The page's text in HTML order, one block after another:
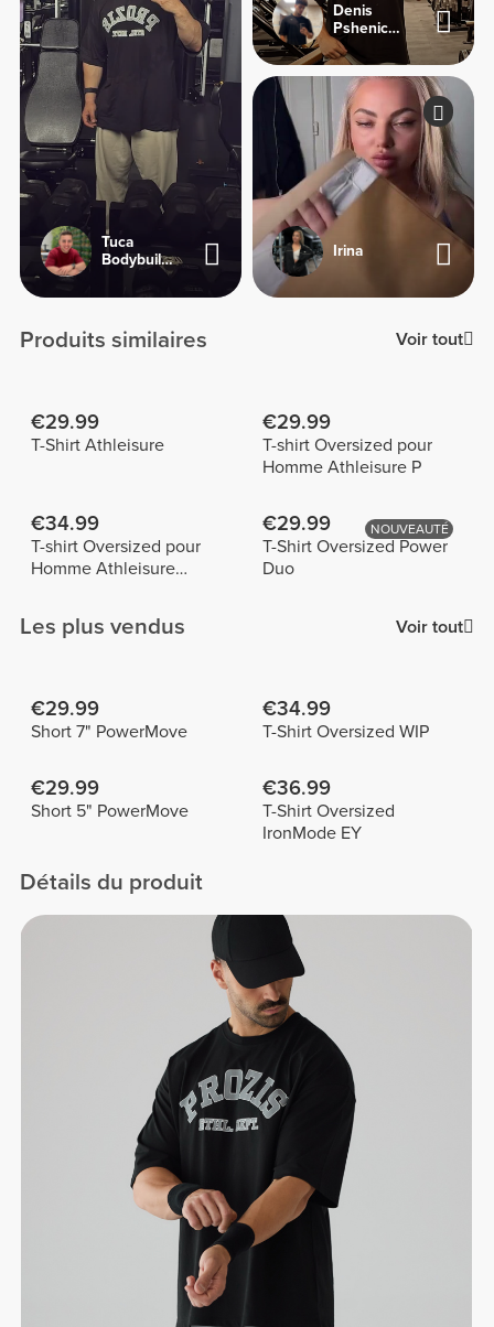
Tuca
Bodybuilding
Denis
Pshenichnyi
Irina
Produits similaires Voir tout
€29.99
T-Shirt Athleisure
€29.99
T-shirt Oversized pour
Homme Athleisure P
€34.99
T-shirt Oversized pour
Homme Athleisure
NOUVEAUTÉ
€29.99
T-Shirt Oversized Power
Duo
Les plus vendus Voir tout
€29.99
Short 7" PowerMove
€34.99
T-Shirt Oversized WIP
€29.99
Short 5" PowerMove
€36.99
T-Shirt Oversized
IronMode EY
Détails du produit